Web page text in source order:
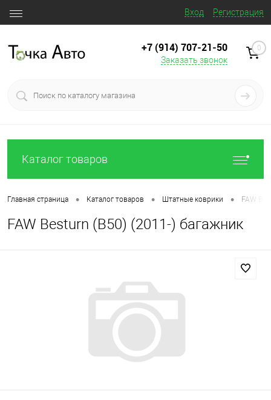
Вход Регистрация
+7 (914) 707‒21‒50
Заказать звонок
0
Каталог товаров
Главная страница • Каталог товаров • Штатные коврики • FAW
FAW Besturn (B50) (2011-) багажник